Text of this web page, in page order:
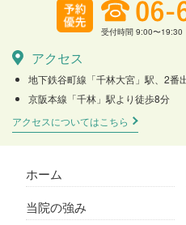
受付時間 9:00〜
アクセス
地下鉄谷町線「千林大宮」駅、2番
京阪本線「千林」駅より徒歩8分
アクセスについてはこちら
ホーム
当院の強み